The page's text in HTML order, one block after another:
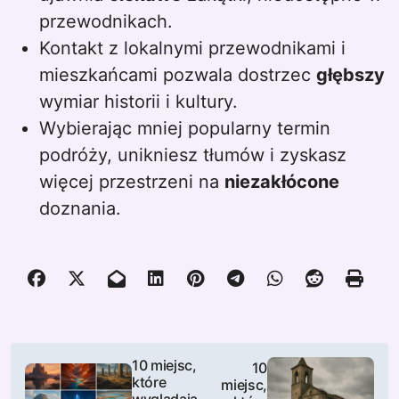
przewodnikach.
Kontakt z lokalnymi przewodnikami i
mieszkańcami pozwala dostrzec głębszy
wymiar historii i kultury.
Wybierając mniej popularny termin
podróży, unikniesz tłumów i zyskasz
więcej przestrzeni na niezakłócone
doznania.
N
10 miejsc,
które
10
miejsc,